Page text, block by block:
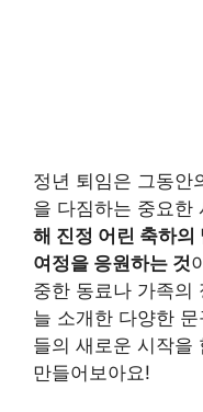
정년 퇴임은 그동안
을 다짐하는 중요한
해 진정 어린 축하의
여정을 응원하는 것
중한 동료나 가족의
늘 소개한 다양한
들의 새로운 시작을
만들어보아요!